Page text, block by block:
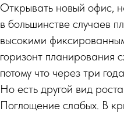
Открывать новый офис,
в большинстве случаев
высокими
горизонт планирования
потому что через три
Но есть другой вид
Поглощение слабых. В